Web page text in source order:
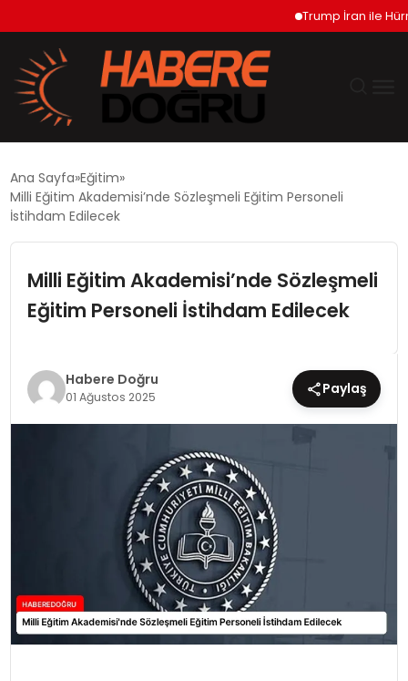
Trump İran ile
EKONOMİ
DÜNYA
SPOR
YAŞAM
Ana Sayfa Eğitim
Milli Eğitim Akademisi’nde Sözleşmeli Eğitim Personeli
İstihdam Edilecek
Milli Eğitim Akademisi’nde Sözleşmeli
Eğitim Personeli İstihdam Edilecek
Habere Doğru
01 Ağustos 2025 Paylaş